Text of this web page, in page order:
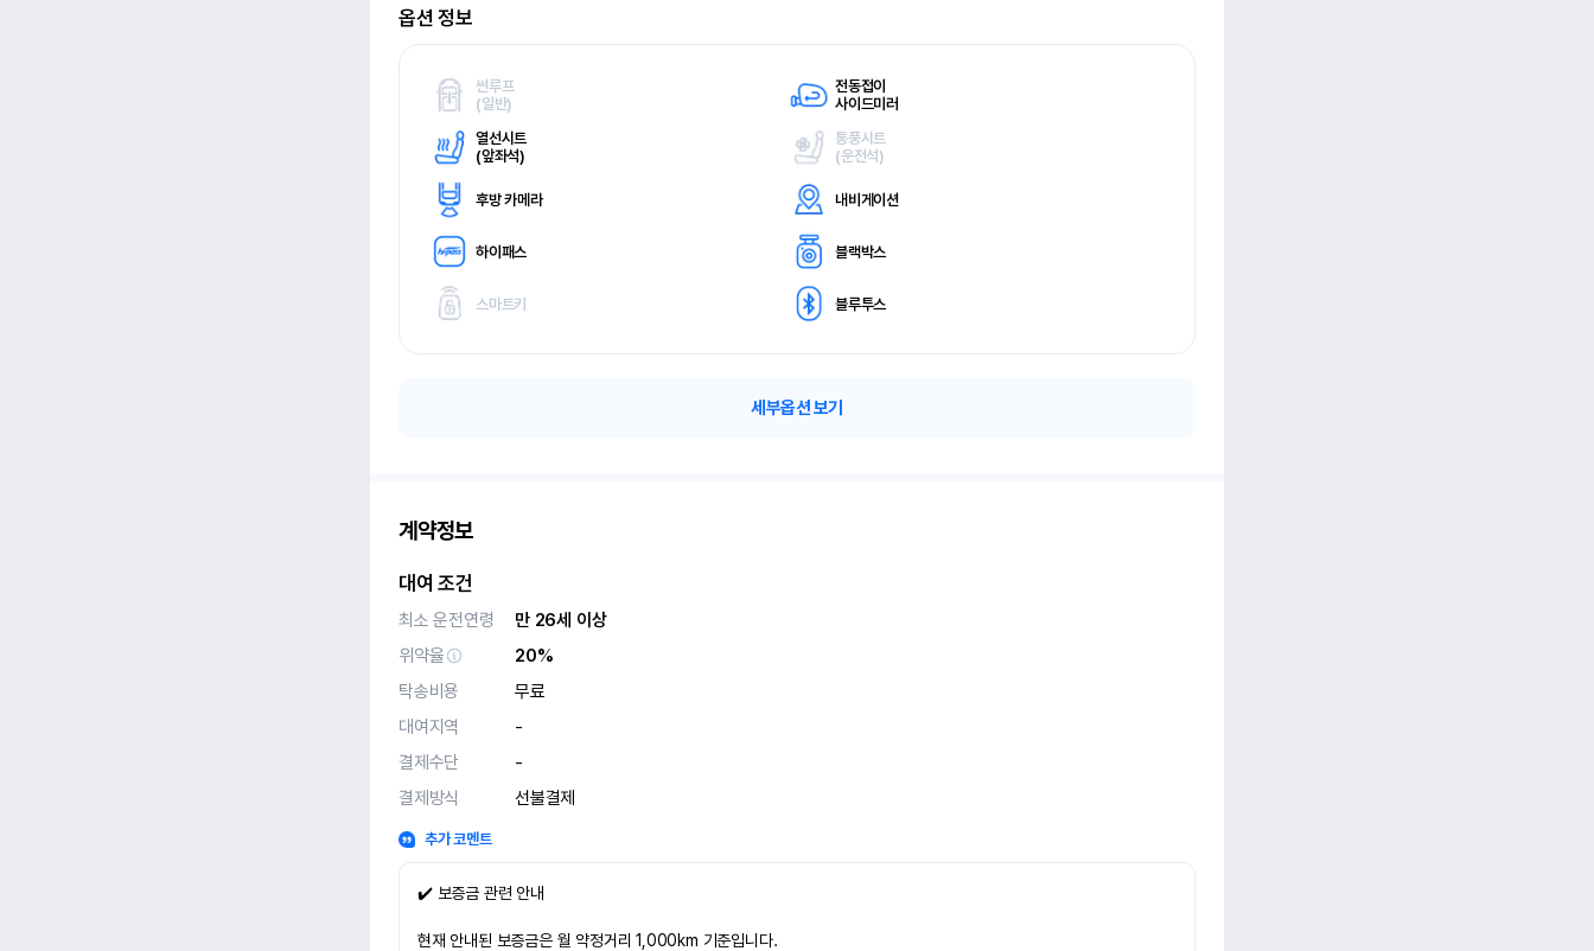
옵션 정보
썬루프
(일반)
전동접이
사이드미러
열선시트
(앞좌석)
통풍시트
(운전석)
후방 카메라 내비게이션
하이패스 블랙박스
스마트키 블루투스
세부옵션 보기
계약정보
대여 조건
최소 운전연령
만 26세 이상
위약율
20%
탁송비용
무료
대여지역
-
결제수단
-
결제방식
선불결제
추가 코멘트
✔️ 보증금 관련 안내
현재 안내된 보증금은 월 약정거리 1,000km 기준입니다.